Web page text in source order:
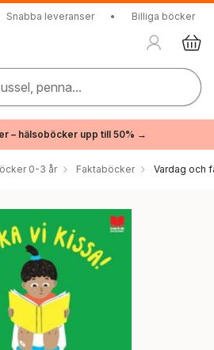
Snabba leveranser • Billiga böcker
penna...
– hälsoböcker upp till 50% →
0-3 år Faktaböcker Vardag och